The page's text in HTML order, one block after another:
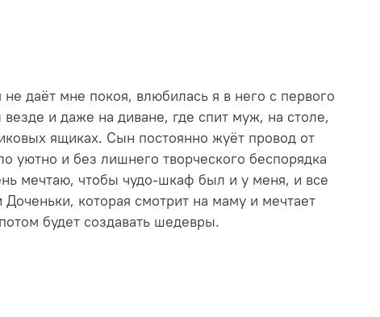
даёт мне покоя, влюбилась я в него с первого
и даже на диване, где спит муж, на столе,
ящиках. Сын постоянно жуёт провод от
уютно и без лишнего творческого беспорядка
мечтаю, чтобы чудо-шкаф был и у меня, и все
которая смотрит на маму и мечтает
будет создавать шедевры.